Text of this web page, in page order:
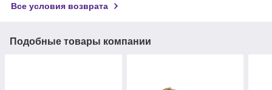
Все условия возврата
Подобные товары компании